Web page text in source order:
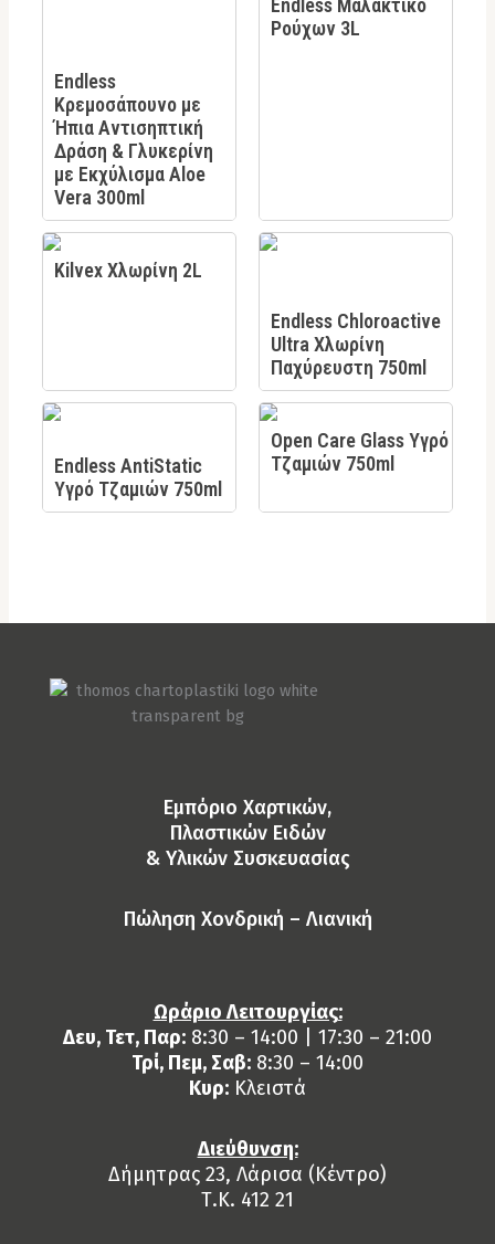
Endless
Κρεμοσάπουνο με
Ήπια Αντισηπτική
Δράση & Γλυκερίνη
με Εκχύλισμα Aloe
Vera 300ml
Endless Μαλακτικό
Ρούχων 3L
Kilvex Χλωρίνη 2L
Endless Chloroactive
Ultra Χλωρίνη
Παχύρευστη 750ml
Endless AntiStatic
Υγρό Τζαμιών 750ml
Open Care Glass Υγρό
Τζαμιών 750ml
Eμπόριο Χαρτικών,
Πλαστικών Ειδών
& Yλικών Συσκευασίας
Πώληση Χονδρική – Λιανική
Ωράριο Λειτουργίας:
Δευ, Τετ, Παρ: 8:30 – 14:00 | 17:30 – 21:00
Τρί, Πεμ, Σαβ: 8:30 – 14:00
Κυρ: Κλειστά
Διεύθυνση:
Δήμητρας 23, Λάρισα (Κέντρο)
Τ.Κ. 412 21